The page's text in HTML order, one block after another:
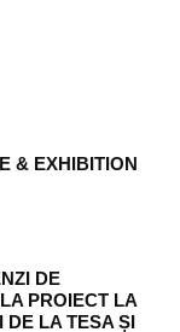
& EXHIBITION
DE
PROIECT LA
DE LA TESA ȘI